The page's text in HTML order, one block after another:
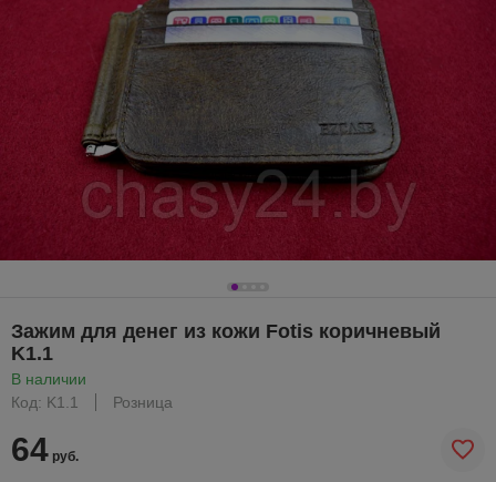
Зажим для денег из кожи Fotis коричневый
K1.1
В наличии
Код: K1.1
Розница
64 руб.